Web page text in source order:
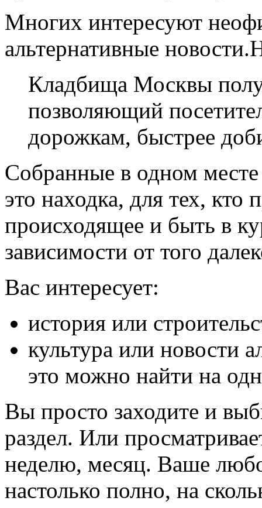
Многих интересуют
альтернативные
Кладбища Москвы
позволяющий
дорожкам, быстрее
Собранные в одном
это находка, для тех, кто
происходящее и быть в
зависимости от того
Вас интересует:
история или
культура или новости
это можно найти на
Вы просто заходите и
раздел. Или
неделю, месяц. Ваше
настолько полно, на